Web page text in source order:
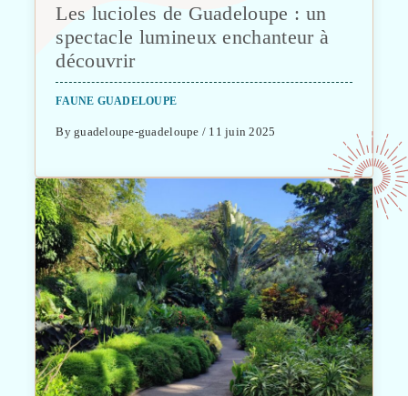
Les lucioles de Guadeloupe : un
spectacle lumineux enchanteur à
découvrir
FAUNE GUADELOUPE
By guadeloupe-guadeloupe / 11 juin 2025